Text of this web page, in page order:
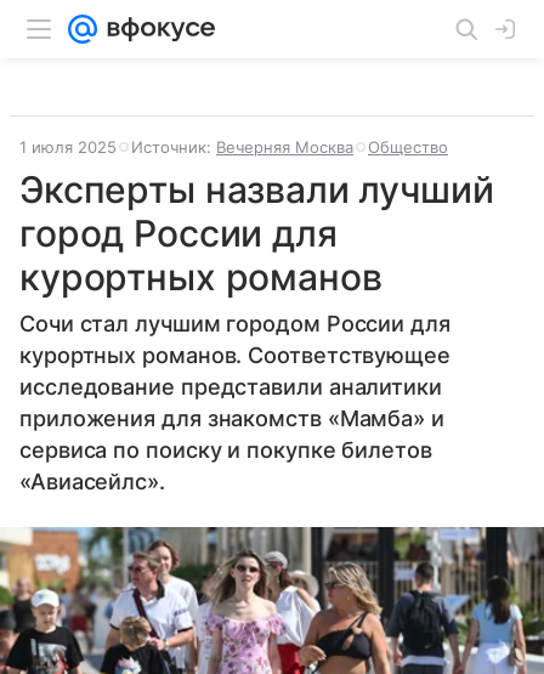
1 июля 2025 Источник: Вечерняя Москва Общество
Эксперты назвали лучший
город России для
курортных романов
Сочи стал лучшим городом России для
курортных романов. Соответствующее
исследование представили аналитики
приложения для знакомств «Мамба» и
сервиса по поиску и покупке билетов
«Авиасейлс».